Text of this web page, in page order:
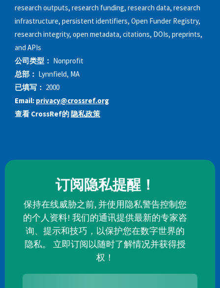
research outputs, research funding, research data, research
infrastructure, persistent identifiers, Open Funder Registry,
research integrity, open metadata, citations, DOIs, preprints,
and APIs
公司类型： Nonprofit
总部： Lynnfield, MA
已填写： 2000
Email: privacy@crossref.org
查看 CrossRef的 隐私政策
订阅隐私提醒！
保持在线威胁之前, 并使用隐私警告控制您
的个人资料! 我们的通讯提供最新的专家咨
询、提示和技巧，以保护您在数字世界的
隐私。 立即订阅以随时了解情况并获得授
权！